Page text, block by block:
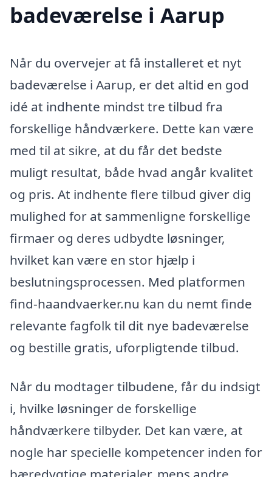
badeværelse i Aarup
Når du overvejer at få installeret et nyt
badeværelse i Aarup, er det altid en god
idé at indhente mindst tre tilbud fra
forskellige håndværkere. Dette kan være
med til at sikre, at du får det bedste
muligt resultat, både hvad angår kvalitet
og pris. At indhente flere tilbud giver dig
mulighed for at sammenligne forskellige
firmaer og deres udbydte løsninger,
hvilket kan være en stor hjælp i
beslutningsprocessen. Med platformen
find-haandvaerker.nu kan du nemt finde
relevante fagfolk til dit nye badeværelse
og bestille gratis, uforpligtende tilbud.
Når du modtager tilbudene, får du indsigt
i, hvilke løsninger de forskellige
håndværkere tilbyder. Det kan være, at
nogle har specielle kompetencer inden for